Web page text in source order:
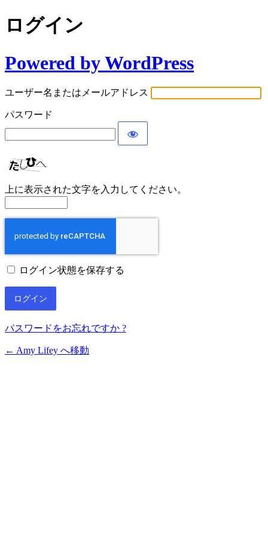
ログイン
Powered by WordPress
ユーザー名またはメールアドレス
パスワード
上に表示された文字を入力してください。
ログイン状態を保存する
パスワードをお忘れですか ?
← Amy Lifey へ移動